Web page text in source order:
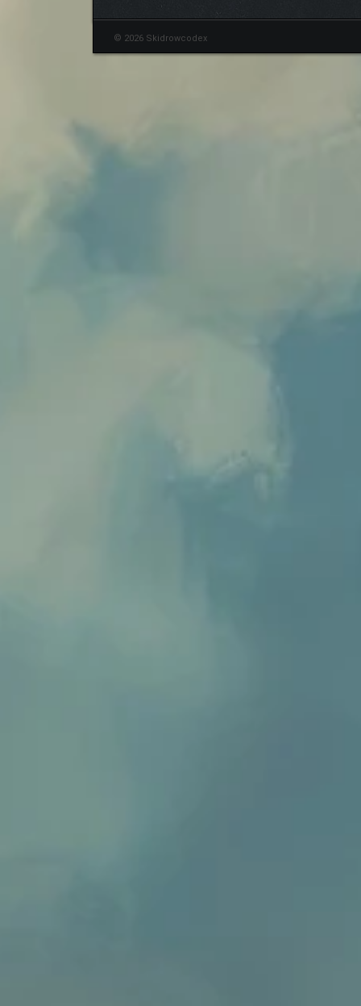
© 2026 Skidrowcodex